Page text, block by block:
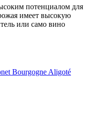
потенциалом для
имеет высокую
или само вино
Bourgogne Aligoté